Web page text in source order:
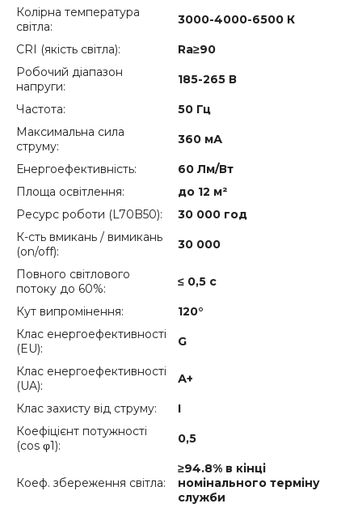
Колірна температура
світла:
3000-4000-6500 К
CRI (якість світла):
Ra≥90
Робочий діапазон
напруги:
185-265 В
Частота:
50 Гц
Максимальна сила
струму:
360 мА
Енергоефективність:
60 Лм/Вт
Площа освітлення:
до 12 м²
Ресурс роботи (L70B50):
30 000 год
К-сть вмикань / вимикань
(on/off):
30 000
Повного світлового
потоку до 60%:
≤ 0,5 с
Кут випромінення:
120°
Клас енергоефективності
(EU):
G
Клас енергоефективності
(UA):
А+
Клас захисту від струму:
I
Коефіцієнт потужності
(cos φ1):
0,5
Коеф. збереження світла:
≥94.8% в кінці
номінального терміну
служби